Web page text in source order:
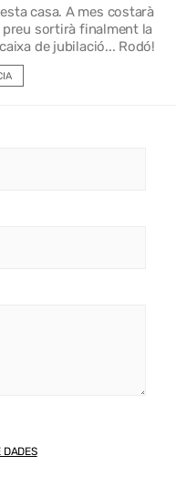
casa. A mes costarà
sortirà finalment la
de jubilació... Rodó!
DADES